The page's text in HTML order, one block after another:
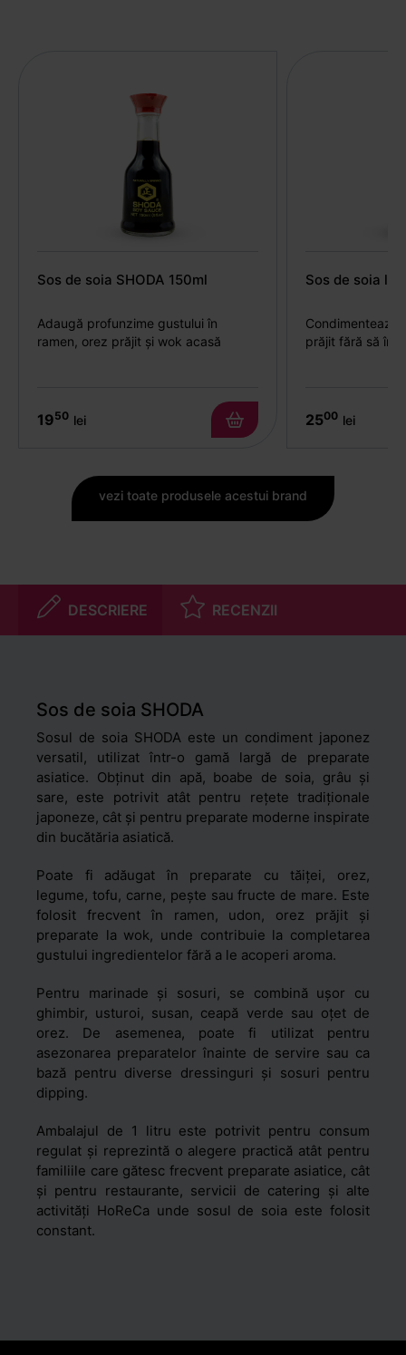
Sos de soia SHODA 150ml
Adaugă profunzime gustului în
ramen, orez prăjit și wok acasă
1950 lei
Sos de soia
Condimentează
prăjit fără să
2500 lei
vezi toate produsele acestui brand
DESCRIERE RECENZII
Sos de soia SHODA
Sosul de soia SHODA este un condiment japonez
versatil, utilizat într-o gamă largă de preparate
asiatice. Obținut din apă, boabe de soia, grâu și
sare, este potrivit atât pentru rețete tradiționale
japoneze, cât și pentru preparate moderne inspirate
din bucătăria asiatică.
Poate fi adăugat în preparate cu tăiței, orez,
legume, tofu, carne, pește sau fructe de mare. Este
folosit frecvent în ramen, udon, orez prăjit și
preparate la wok, unde contribuie la completarea
gustului ingredientelor fără a le acoperi aroma.
Pentru marinade și sosuri, se combină ușor cu
ghimbir, usturoi, susan, ceapă verde sau oțet de
orez. De asemenea, poate fi utilizat pentru
asezonarea preparatelor înainte de servire sau ca
bază pentru diverse dressinguri și sosuri pentru
dipping.
Ambalajul de 1 litru este potrivit pentru consum
regulat și reprezintă o alegere practică atât pentru
familiile care gătesc frecvent preparate asiatice, cât
și pentru restaurante, servicii de catering și alte
activități HoReCa unde sosul de soia este folosit
constant.